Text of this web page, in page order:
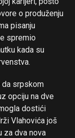
o produženju
pisanju
spremio
kada su
da srpskom
opciju na dve
dostići
Vlahovića još
za dva nova